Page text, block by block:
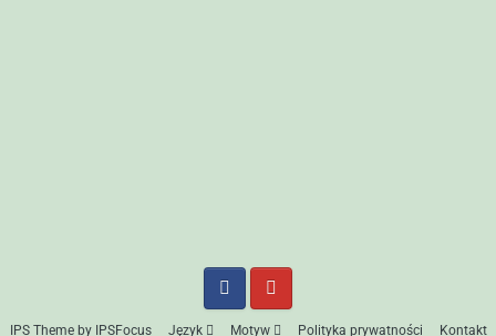
IPS Themeby IPSFocus Język Motyw Polityka prywatności Kontakt